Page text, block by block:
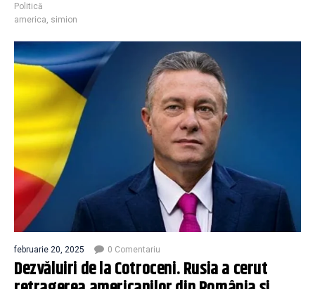
Politică
america, simion
februarie 20, 2025 0 Comentariu
Dezvăluiri de la Cotroceni. Rusia a cerut